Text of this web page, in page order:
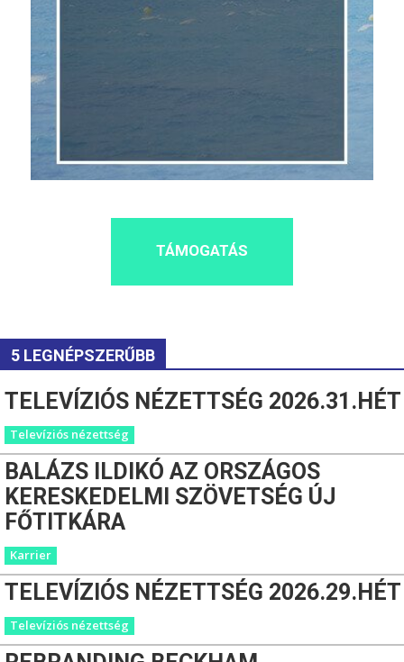
TÁMOGATÁS
5 LEGNÉPSZERŰBB
TELEVÍZIÓS NÉZETTSÉG 2026.31.HÉT
Televíziós nézettség
BALÁZS ILDIKÓ AZ ORSZÁGOS
KERESKEDELMI SZÖVETSÉG ÚJ
FŐTITKÁRA
Karrier
TELEVÍZIÓS NÉZETTSÉG 2026.29.HÉT
Televíziós nézettség